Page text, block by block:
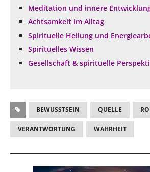
Meditation und innere
Achtsamkeit im Alltag
Spirituelle Heilung und
Spirituelles Wissen
Gesellschaft & spirituelle
BEWUSSTSEIN QUELLE
VERANTWORTUNG WAHRHEIT